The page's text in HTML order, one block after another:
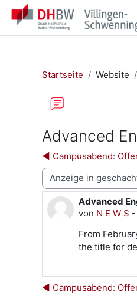
Zum Hauptinhalt
Startseite Website
Advanced
◀︎ Campusabend:
Anzeigemodus
Advanced
von N E W S -
Anzahl
From
the title for
◀︎ Campusabend: